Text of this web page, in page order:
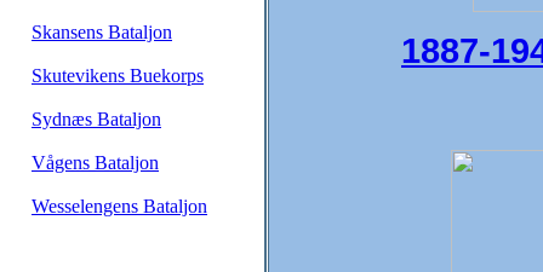
Skansens Bataljon
Skutevikens Buekorps
Sydnæs Bataljon
Vågens Bataljon
Wesselengens Bataljon
1887-